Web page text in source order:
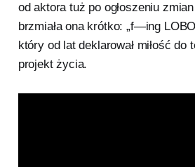
od aktora tuż po ogłoszeniu
brzmiała ona krótko: „f—ing
który od lat deklarował miłość do
projekt życia.